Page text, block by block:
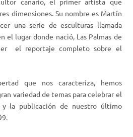
dimensiones. Su nombre es Martín
una serie de esculturas llamada
el lugar donde nació, Las Palmas de
el reportaje completo sobre el
que nos caracteriza, hemos
variedad de temas para celebrar el
la publicación de nuestro último